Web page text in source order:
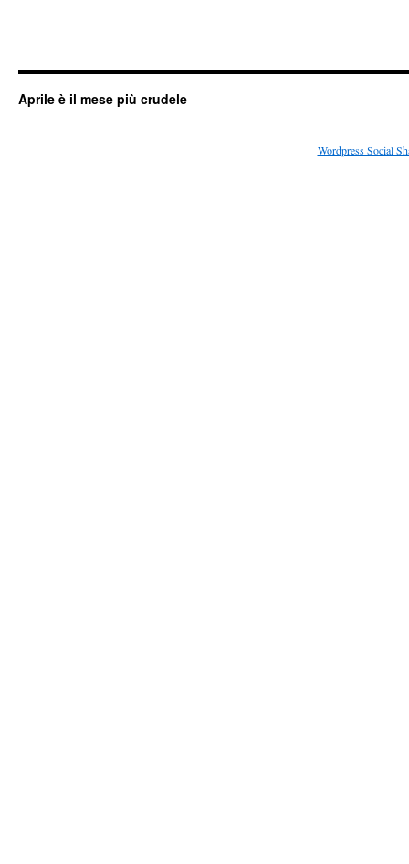
Aprile è il mese più crudele
Wordpress Social